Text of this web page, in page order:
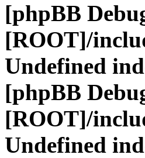
[phpBB
[ROOT]/
Undefined
[phpBB
[ROOT]/
Undefined